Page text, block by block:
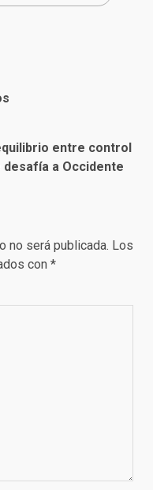
entre control
a Occidente
no será publicada. Los
con *